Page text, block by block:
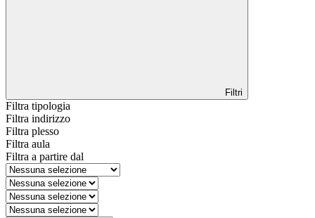
Filtri
Filtra tipologia
Filtra indirizzo
Filtra plesso
Filtra aula
Filtra a partire dal